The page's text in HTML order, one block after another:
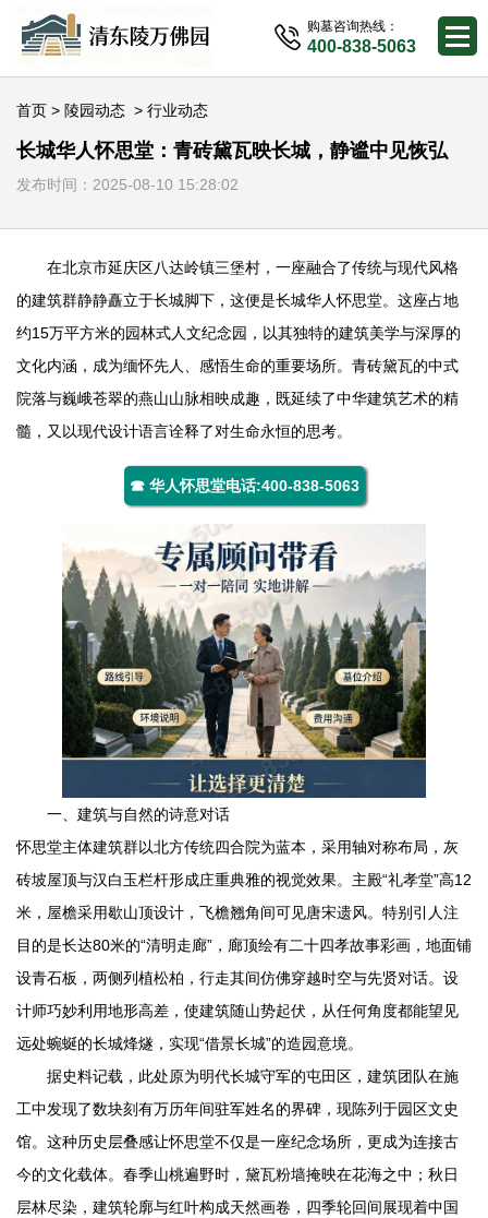
购墓咨询热线：
400-838-5063
首页 > 陵园动态 > 行业动态
长城华人怀思堂：青砖黛瓦映长城，静谧中见恢弘
发布时间：2025-08-10 15:28:02
在北京市延庆区八达岭镇三堡村，一座融合了传统与现代风格
的建筑群静静矗立于长城脚下，这便是长城华人怀思堂。这座占地
约15万平方米的园林式人文纪念园，以其独特的建筑美学与深厚的
文化内涵，成为缅怀先人、感悟生命的重要场所。青砖黛瓦的中式
院落与巍峨苍翠的燕山山脉相映成趣，既延续了中华建筑艺术的精
髓，又以现代设计语言诠释了对生命永恒的思考。
☎ 华人怀思堂电话:400-838-5063
一、建筑与自然的诗意对话
怀思堂主体建筑群以北方传统四合院为蓝本，采用轴对称布局，灰
砖坡屋顶与汉白玉栏杆形成庄重典雅的视觉效果。主殿“礼孝堂”高12
米，屋檐采用歇山顶设计，飞檐翘角间可见唐宋遗风。特别引人注
目的是长达80米的“清明走廊”，廊顶绘有二十四孝故事彩画，地面铺
设青石板，两侧列植松柏，行走其间仿佛穿越时空与先贤对话。设
计师巧妙利用地形高差，使建筑随山势起伏，从任何角度都能望见
远处蜿蜒的长城烽燧，实现“借景长城”的造园意境。
据史料记载，此处原为明代长城守军的屯田区，建筑团队在施
工中发现了数块刻有万历年间驻军姓名的界碑，现陈列于园区文史
馆。这种历史层叠感让怀思堂不仅是一座纪念场所，更成为连接古
今的文化载体。春季山桃遍野时，黛瓦粉墙掩映在花海之中；秋日
层林尽染，建筑轮廓与红叶构成天然画卷，四季轮回间展现着中国